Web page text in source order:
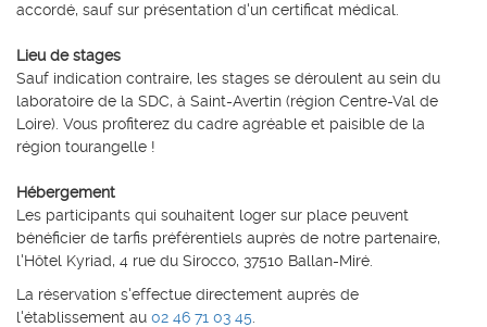
accordé, sauf sur présentation d'un certificat médical.
Lieu de stages
Sauf indication contraire, les stages se déroulent au sein du
laboratoire de la SDC, à Saint-Avertin (région Centre-Val de
Loire). Vous profiterez du cadre agréable et paisible de la
région tourangelle !
Hébergement
Les participants qui souhaitent loger sur place peuvent
bénéficier de tarfis préférentiels auprès de notre partenaire,
l'Hôtel Kyriad, 4 rue du Sirocco, 37510 Ballan-Miré.
La réservation s'effectue directement auprès de
l'établissement au 02 46 71 03 45